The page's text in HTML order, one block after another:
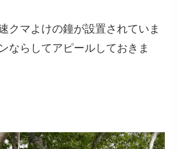
クマよけの鐘が設置されていま
ならしてアピールしておきま